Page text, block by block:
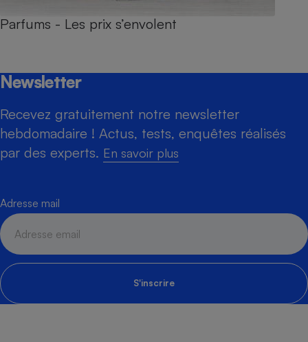
Parfums - Les prix s’envolent
Newsletter
Recevez gratuitement notre newsletter
hebdomadaire ! Actus, tests, enquêtes réalisés
par des experts. En savoir plus
Adresse mail
S'inscrire